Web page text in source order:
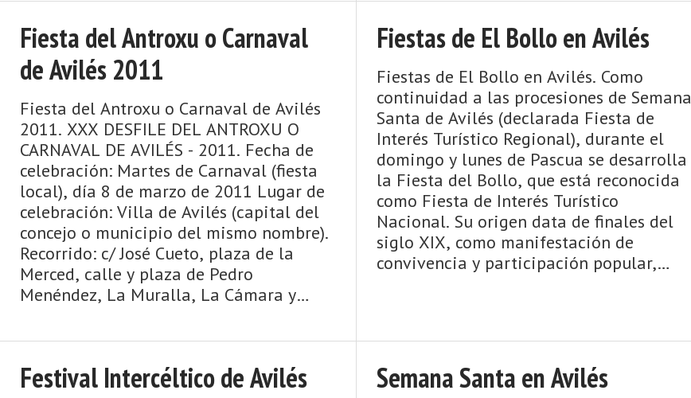
Fiesta del Antroxu o Carnaval
de Avilés 2011
Fiesta del Antroxu o Carnaval de Avilés
2011. XXX DESFILE DEL ANTROXU O
CARNAVAL DE AVILÉS - 2011. Fecha de
celebración: Martes de Carnaval (fiesta
local), día 8 de marzo de 2011 Lugar de
celebración: Villa de Avilés (capital del
concejo o municipio del mismo nombre).
Recorrido: c/ José Cueto, plaza de la
Merced, calle y plaza de Pedro
Menéndez, La Muralla, La Cámara y
Fiestas de El Bollo en Avilés
Fiestas de El Bollo en Avilés. Como
continuidad a las procesiones de Semana
Santa de Avilés (declarada Fiesta de
Interés Turístico Regional), durante el
domingo y lunes de Pascua se desarrolla
la Fiesta del Bollo, que está reconocida
como Fiesta de Interés Turístico
Nacional. Su origen data de finales del
siglo XIX, como manifestación de
convivencia y participación popular,
Festival Intercéltico de Avilés Semana Santa en Avilés